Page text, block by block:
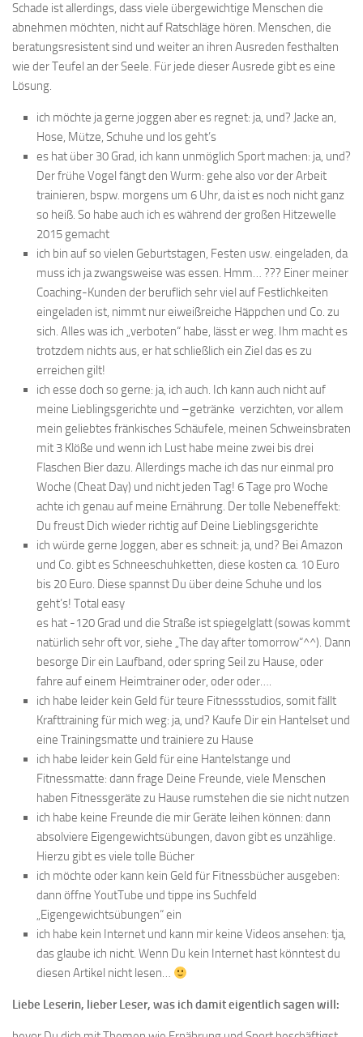
Schade ist allerdings, dass viele übergewichtige Menschen die
abnehmen möchten, nicht auf Ratschläge hören. Menschen, die
beratungsresistent sind und weiter an ihren Ausreden festhalten
wie der Teufel an der Seele. Für jede dieser Ausrede gibt es eine
Lösung.
ich möchte ja gerne joggen aber es regnet: ja, und? Jacke an,
Hose, Mütze, Schuhe und los geht’s
es hat über 30 Grad, ich kann unmöglich Sport machen: ja, und?
Der frühe Vogel fängt den Wurm: gehe also vor der Arbeit
trainieren, bspw. morgens um 6 Uhr, da ist es noch nicht ganz
so heiß. So habe auch ich es während der großen Hitzewelle
2015 gemacht
ich bin auf so vielen Geburtstagen, Festen usw. eingeladen, da
muss ich ja zwangsweise was essen. Hmm… ??? Einer meiner
Coaching-Kunden der beruflich sehr viel auf Festlichkeiten
eingeladen ist, nimmt nur eiweißreiche Häppchen und Co. zu
sich. Alles was ich „verboten“ habe, lässt er weg. Ihm macht es
trotzdem nichts aus, er hat schließlich ein Ziel das es zu
erreichen gilt!
ich esse doch so gerne: ja, ich auch. Ich kann auch nicht auf
meine Lieblingsgerichte und –getränke verzichten, vor allem
mein geliebtes fränkisches Schäufele, meinen Schweinsbraten
mit 3 Klöße und wenn ich Lust habe meine zwei bis drei
Flaschen Bier dazu. Allerdings mache ich das nur einmal pro
Woche (Cheat Day) und nicht jeden Tag! 6 Tage pro Woche
achte ich genau auf meine Ernährung. Der tolle Nebeneffekt:
Du freust Dich wieder richtig auf Deine Lieblingsgerichte
ich würde gerne Joggen, aber es schneit: ja, und? Bei Amazon
und Co. gibt es Schneeschuhketten, diese kosten ca. 10 Euro
bis 20 Euro. Diese spannst Du über deine Schuhe und los
geht’s! Total easy
es hat -120 Grad und die Straße ist spiegelglatt (sowas kommt
natürlich sehr oft vor, siehe „The day after tomorrow“^^). Dann
besorge Dir ein Laufband, oder spring Seil zu Hause, oder
fahre auf einem Heimtrainer oder, oder oder….
ich habe leider kein Geld für teure Fitnessstudios, somit fällt
Krafttraining für mich weg: ja, und? Kaufe Dir ein Hantelset und
eine Trainingsmatte und trainiere zu Hause
ich habe leider kein Geld für eine Hantelstange und
Fitnessmatte: dann frage Deine Freunde, viele Menschen
haben Fitnessgeräte zu Hause rumstehen die sie nicht nutzen
ich habe keine Freunde die mir Geräte leihen können: dann
absolviere Eigengewichtsübungen, davon gibt es unzählige.
Hierzu gibt es viele tolle Bücher
ich möchte oder kann kein Geld für Fitnessbücher ausgeben:
dann öffne YoutTube und tippe ins Suchfeld
„Eigengewichtsübungen“ ein
ich habe kein Internet und kann mir keine Videos ansehen: tja,
das glaube ich nicht. Wenn Du kein Internet hast könntest du
diesen Artikel nicht lesen…
Liebe Leserin, lieber Leser, was ich damit eigentlich sagen will: